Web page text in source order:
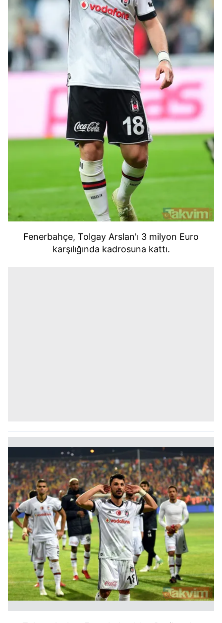
Fenerbahçe, Tolgay Arslan'ı 3 milyon Euro
karşılığında kadrosuna kattı.